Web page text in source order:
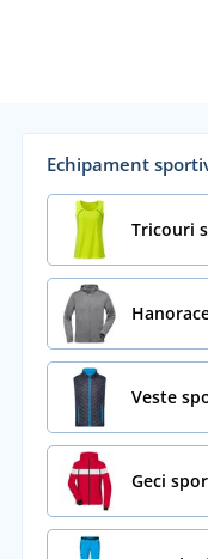
Echipament
Tricouri
Veste
Geci